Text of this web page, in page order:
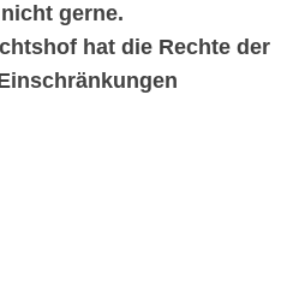
gerne.
hat die Rechte der